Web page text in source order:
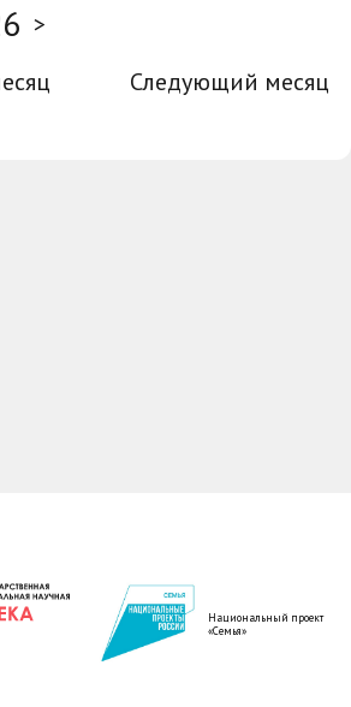
>
Следующий месяц
Национальный проект
«Семья»